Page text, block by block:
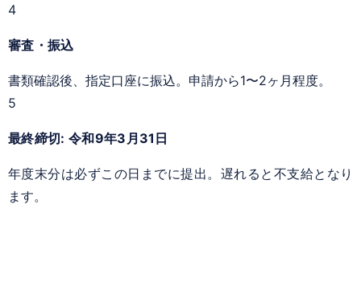
4
審査・振込
書類確認後、指定口座に振込。申請から1〜2ヶ月程度。
5
最終締切: 令和9年3月31日
年度末分は必ずこの日までに提出。遅れると不支給となり
ます。